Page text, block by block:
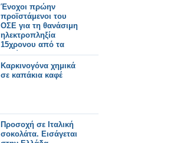
Ένοχοι πρώην
προϊστάμενοι του
ΟΣΕ για τη θανάσιμη
ηλεκτροπληξία
15χρονου από τα
καλώδια
ηλεκτροκίνησης στη
Λάρισα
Καρκινογόνα χημικά
σε καπάκια καφέ
Προσοχή σε Ιταλική
σοκολάτα. Εισάγεται